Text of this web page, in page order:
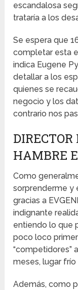
escandalosa
trataría a los
Se espera que
completar esta
indica Eugene
detallar a los
quienes se
negocio y los
contrario nos
DIRECTOR
HAMBRE
Como
sorprenderme y
gracias a
indignante
entiendo lo que
poco loco
“competidores”
meses, lugar
Además, como